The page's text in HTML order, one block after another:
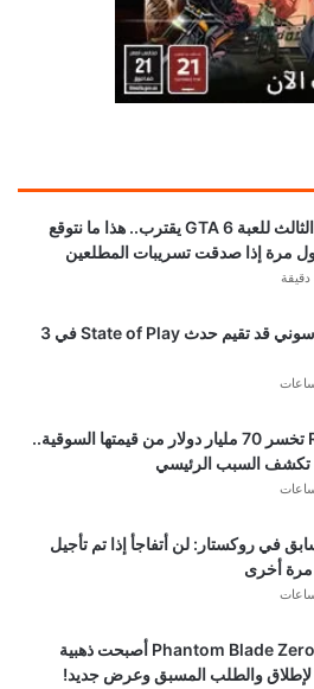
العرض الثالث للعبة GTA 6 يقترب.. هذا ما نتوقع
مرة إذا صدقت تسريبات المطلعين
شائعة: سوني قد تقيم حدث State of Play في 3
Roblox تخسر 70 مليار دولار من قيمتها السوقية..
تكشف السبب الرئيسي
في روكستار: لن أتفاجأ إذا تم تأجيل
رسميًا: Phantom Blade Zero أصبحت ذهبية
لإطلاق والطلب المسبق وعرض جديد!